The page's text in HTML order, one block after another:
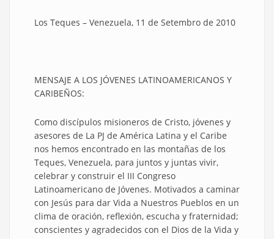
Los Teques – Venezuela, 11 de Setembro de 2010
MENSAJE A LOS JÓVENES LATINOAMERICANOS Y
CARIBEÑOS:
Como discípulos misioneros de Cristo, jóvenes y
asesores de La PJ de América Latina y el Caribe
nos hemos encontrado en las montañas de los
Teques, Venezuela, para juntos y juntas vivir,
celebrar y construir el III Congreso
Latinoamericano de Jóvenes. Motivados a caminar
con Jesús para dar Vida a Nuestros Pueblos en un
clima de oración, reflexión, escucha y fraternidad;
conscientes y agradecidos con el Dios de la Vida y